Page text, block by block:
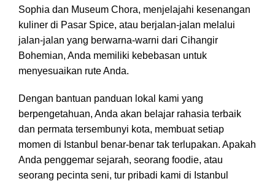
Sophia dan Museum Chora, menjelajahi kesenangan
kuliner di Pasar Spice, atau berjalan-jalan melalui
jalan-jalan yang berwarna-warni dari Cihangir
Bohemian, Anda memiliki kebebasan untuk
menyesuaikan rute Anda.
Dengan bantuan panduan lokal kami yang
berpengetahuan, Anda akan belajar rahasia terbaik
dan permata tersembunyi kota, membuat setiap
momen di Istanbul benar-benar tak terlupakan. Apakah
Anda penggemar sejarah, seorang foodie, atau
seorang pecinta seni, tur pribadi kami di Istanbul